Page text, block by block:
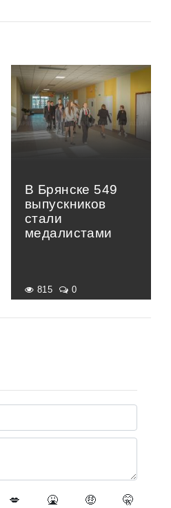
В Брянске 549
выпускников
стали
медалистами
815 0
💋 🤮 🤑 🤫